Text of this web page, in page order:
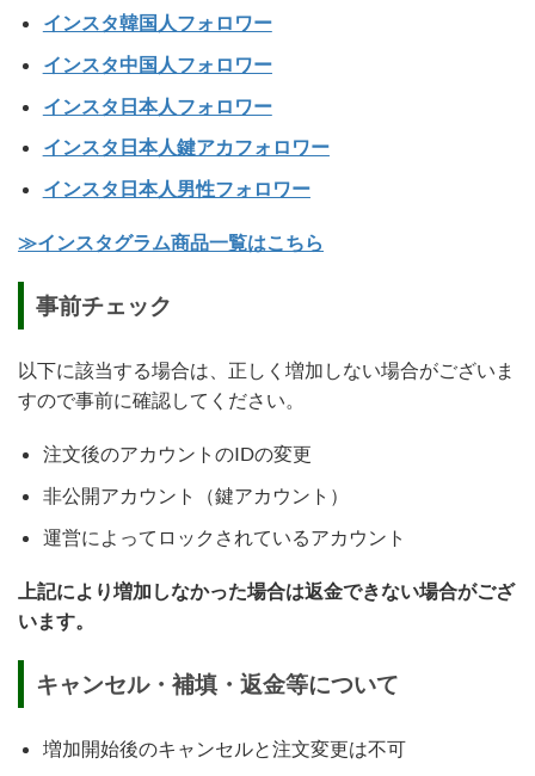
インスタ韓国人フォロワー
インスタ中国人フォロワー
インスタ日本人フォロワー
インスタ日本人鍵アカフォロワー
インスタ日本人男性フォロワー
≫インスタグラム商品一覧はこちら
事前チェック
以下に該当する場合は、正しく増加しない場合がございま
すので事前に確認してください。
注文後のアカウントのIDの変更
非公開アカウント（鍵アカウント）
運営によってロックされているアカウント
上記により増加しなかった場合は返金できない場合がござ
います。
キャンセル・補填・返金等について
増加開始後のキャンセルと注文変更は不可